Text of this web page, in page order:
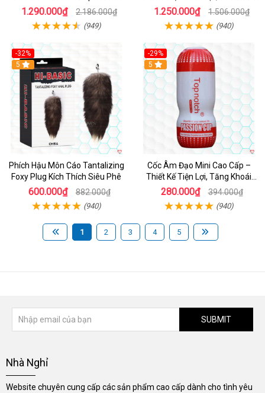
thích
1.290.000₫ 2.186.000₫
(949)
1.250.000₫ 1.506.000₫
(940)
-32%
Hot
5
Phích Hậu Môn Cáo Tantalizing
Foxy Plug Kích Thích Siêu Phê
600.000₫ 882.000₫
(940)
-29%
5
Cốc Âm Đạo Mini Cao Cấp –
Thiết Kế Tiện Lợi, Tăng Khoái
Cảm
280.000₫ 394.000₫
(940)
1 2 3 4 5
SUBMIT
Nhà Nghỉ
Website chuyên cung cấp các sản phẩm cao cấp dành cho tình yêu